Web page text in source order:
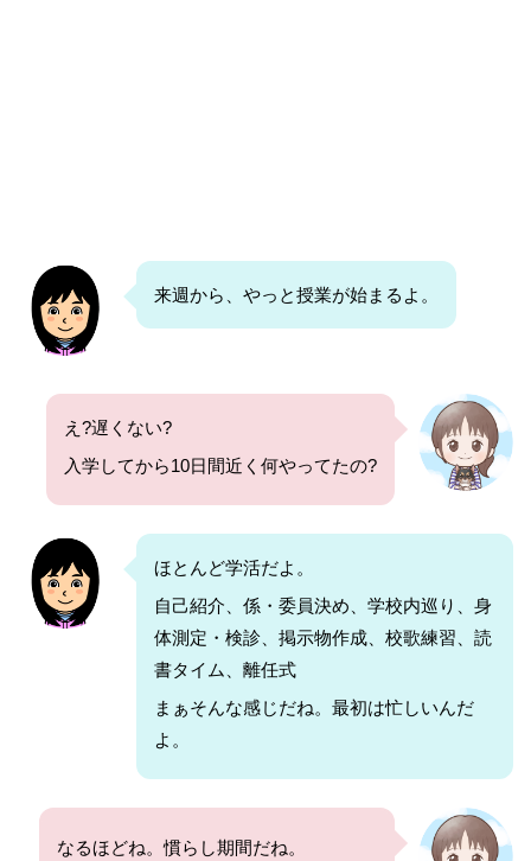
来週から、やっと授業が始まるよ。
え?遅くない?
入学してから10日間近く何やってたの?
ほとんど学活だよ。
自己紹介、係・委員決め、学校内巡り、身
体測定・検診、掲示物作成、校歌練習、読
書タイム、離任式
まぁそんな感じだね。最初は忙しいんだ
よ。
なるほどね。慣らし期間だね。